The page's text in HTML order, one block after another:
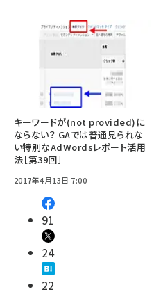
キーワードが(not provided)に
ならない？ GAでは普通見られな
い特別なAdWordsレポート活用
法［第39回］
2017年4月13日 7:00
91
24
22